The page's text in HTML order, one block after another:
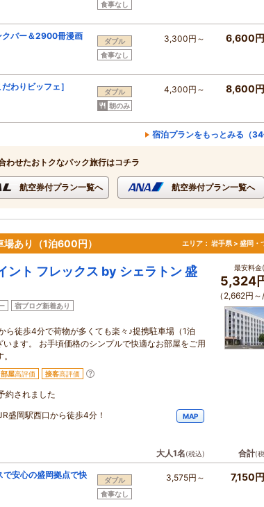
食事なし
クバー＆2900冊漫画
ダブル
食事なし
3,300円～ 6,600
わりビッフェ］
ダブル
朝のみ
4,300円～ 8,600
宿泊プランをもっとみる（34
わせたおトクなパック旅行はコチラ
航空券付プラン一覧へ 航空券付プラン一覧へ
あり（1泊600円） エリア： 岩手県 > 盛岡・
ント フレックス by シェラトン 盛
宿ブログ新着あり
ら徒歩4分で荷物が多くても楽々♪提携駐車場（1泊
ます。 お手頃価格のシンプルで快適なお部屋をご用
部屋高評価 接客高評価
約されました
盛岡駅西口から徒歩4分！ MAP
最安料金
5,324
（2,662円～/
大人1名(税込) 合計(
で安心の盛岡拠点で快
ダブル
食事なし
3,575円～ 7,150